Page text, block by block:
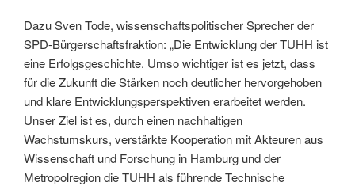
Dazu Sven Tode, wissenschaftspolitischer Sprecher der
SPD-Bürgerschaftsfraktion: „Die Entwicklung der TUHH ist
eine Erfolgsgeschichte. Umso wichtiger ist es jetzt, dass
für die Zukunft die Stärken noch deutlicher hervorgehoben
und klare Entwicklungsperspektiven erarbeitet werden.
Unser Ziel ist es, durch einen nachhaltigen
Wachstumskurs, verstärkte Kooperation mit Akteuren aus
Wissenschaft und Forschung in Hamburg und der
Metropolregion die TUHH als führende Technische